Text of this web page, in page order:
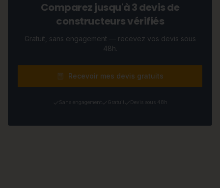
Comparez jusqu'à 3 devis de
constructeurs vérifiés
Gratuit, sans engagement — recevez vos devis sous
48h.
Recevoir mes devis gratuits
Sans engagement Gratuit Devis sous 48h